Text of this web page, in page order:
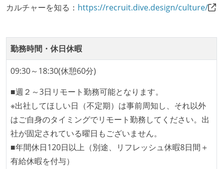
各メンバーが実装したコードのマージは Pull Request
ビルド、自動デプロイ環境が整備されている
オープンな情報共有
KPI などチームの目標・実績値について、メンバーの
誰もがいつでも閲覧可能になっている
労働環境の自由度
週3日リモート勤務のハイブリットワーク（週2出社）
週2日リモート勤務のハイブリットワーク（週3出社）
カルチャーを知る： https://recruit.dive.design/culture/
勤務時間・休日休暇
09:30～18:30(休憩60分)
■週２～3日リモート勤務可能となります。
※出社してほしい日（不定期）は事前周知し、それ以外
はご自身のタイミングでリモート勤務してください。出
社が固定されている曜日もございません。
■年間休日120日以上（別途、リフレッシュ休暇8日間＋
有給休暇を付与）